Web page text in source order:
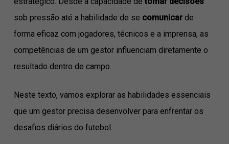
sob pressão até a habilidade de se comunicar de
forma eficaz com jogadores, técnicos e a imprensa, as
competências de um gestor influenciam diretamente o
resultado dentro de campo.
Neste texto, vamos explorar as habilidades essenciais
que um gestor precisa desenvolver para enfrentar os
desafios diários do futebol.